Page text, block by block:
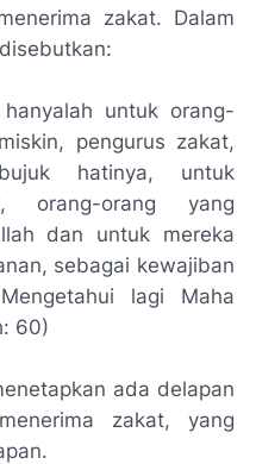
zakat. Dalam
untuk orang-
pengurus zakat,
hatinya, untuk
orang-orang yang
dan untuk mereka
sebagai kewajiban
lagi Maha
60)
ada delapan
zakat, yang